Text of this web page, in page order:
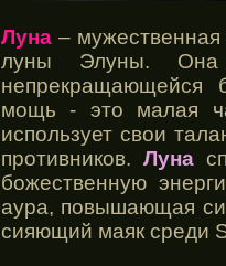
Луна – мужественная
луны Элуны.
непрекращающейся
мощь - это малая
использует свои
противников. Луна
божественную
аура, повышающая
сияющий маяк среди